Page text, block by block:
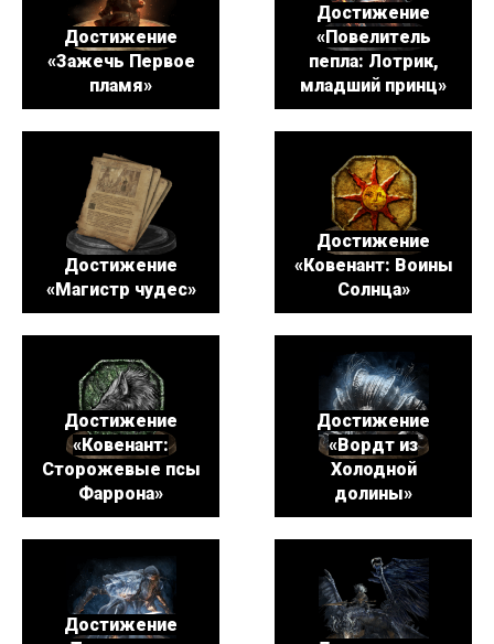
Достижение
«Зажечь Первое
пламя»
Достижение
«Повелитель
пепла: Лотрик,
младший принц»
Достижение
«Магистр чудес»
Достижение
«Ковенант: Воины
Солнца»
Достижение
«Ковенант:
Сторожевые псы
Фаррона»
Достижение
«Вордт из
Холодной
долины»
Достижение